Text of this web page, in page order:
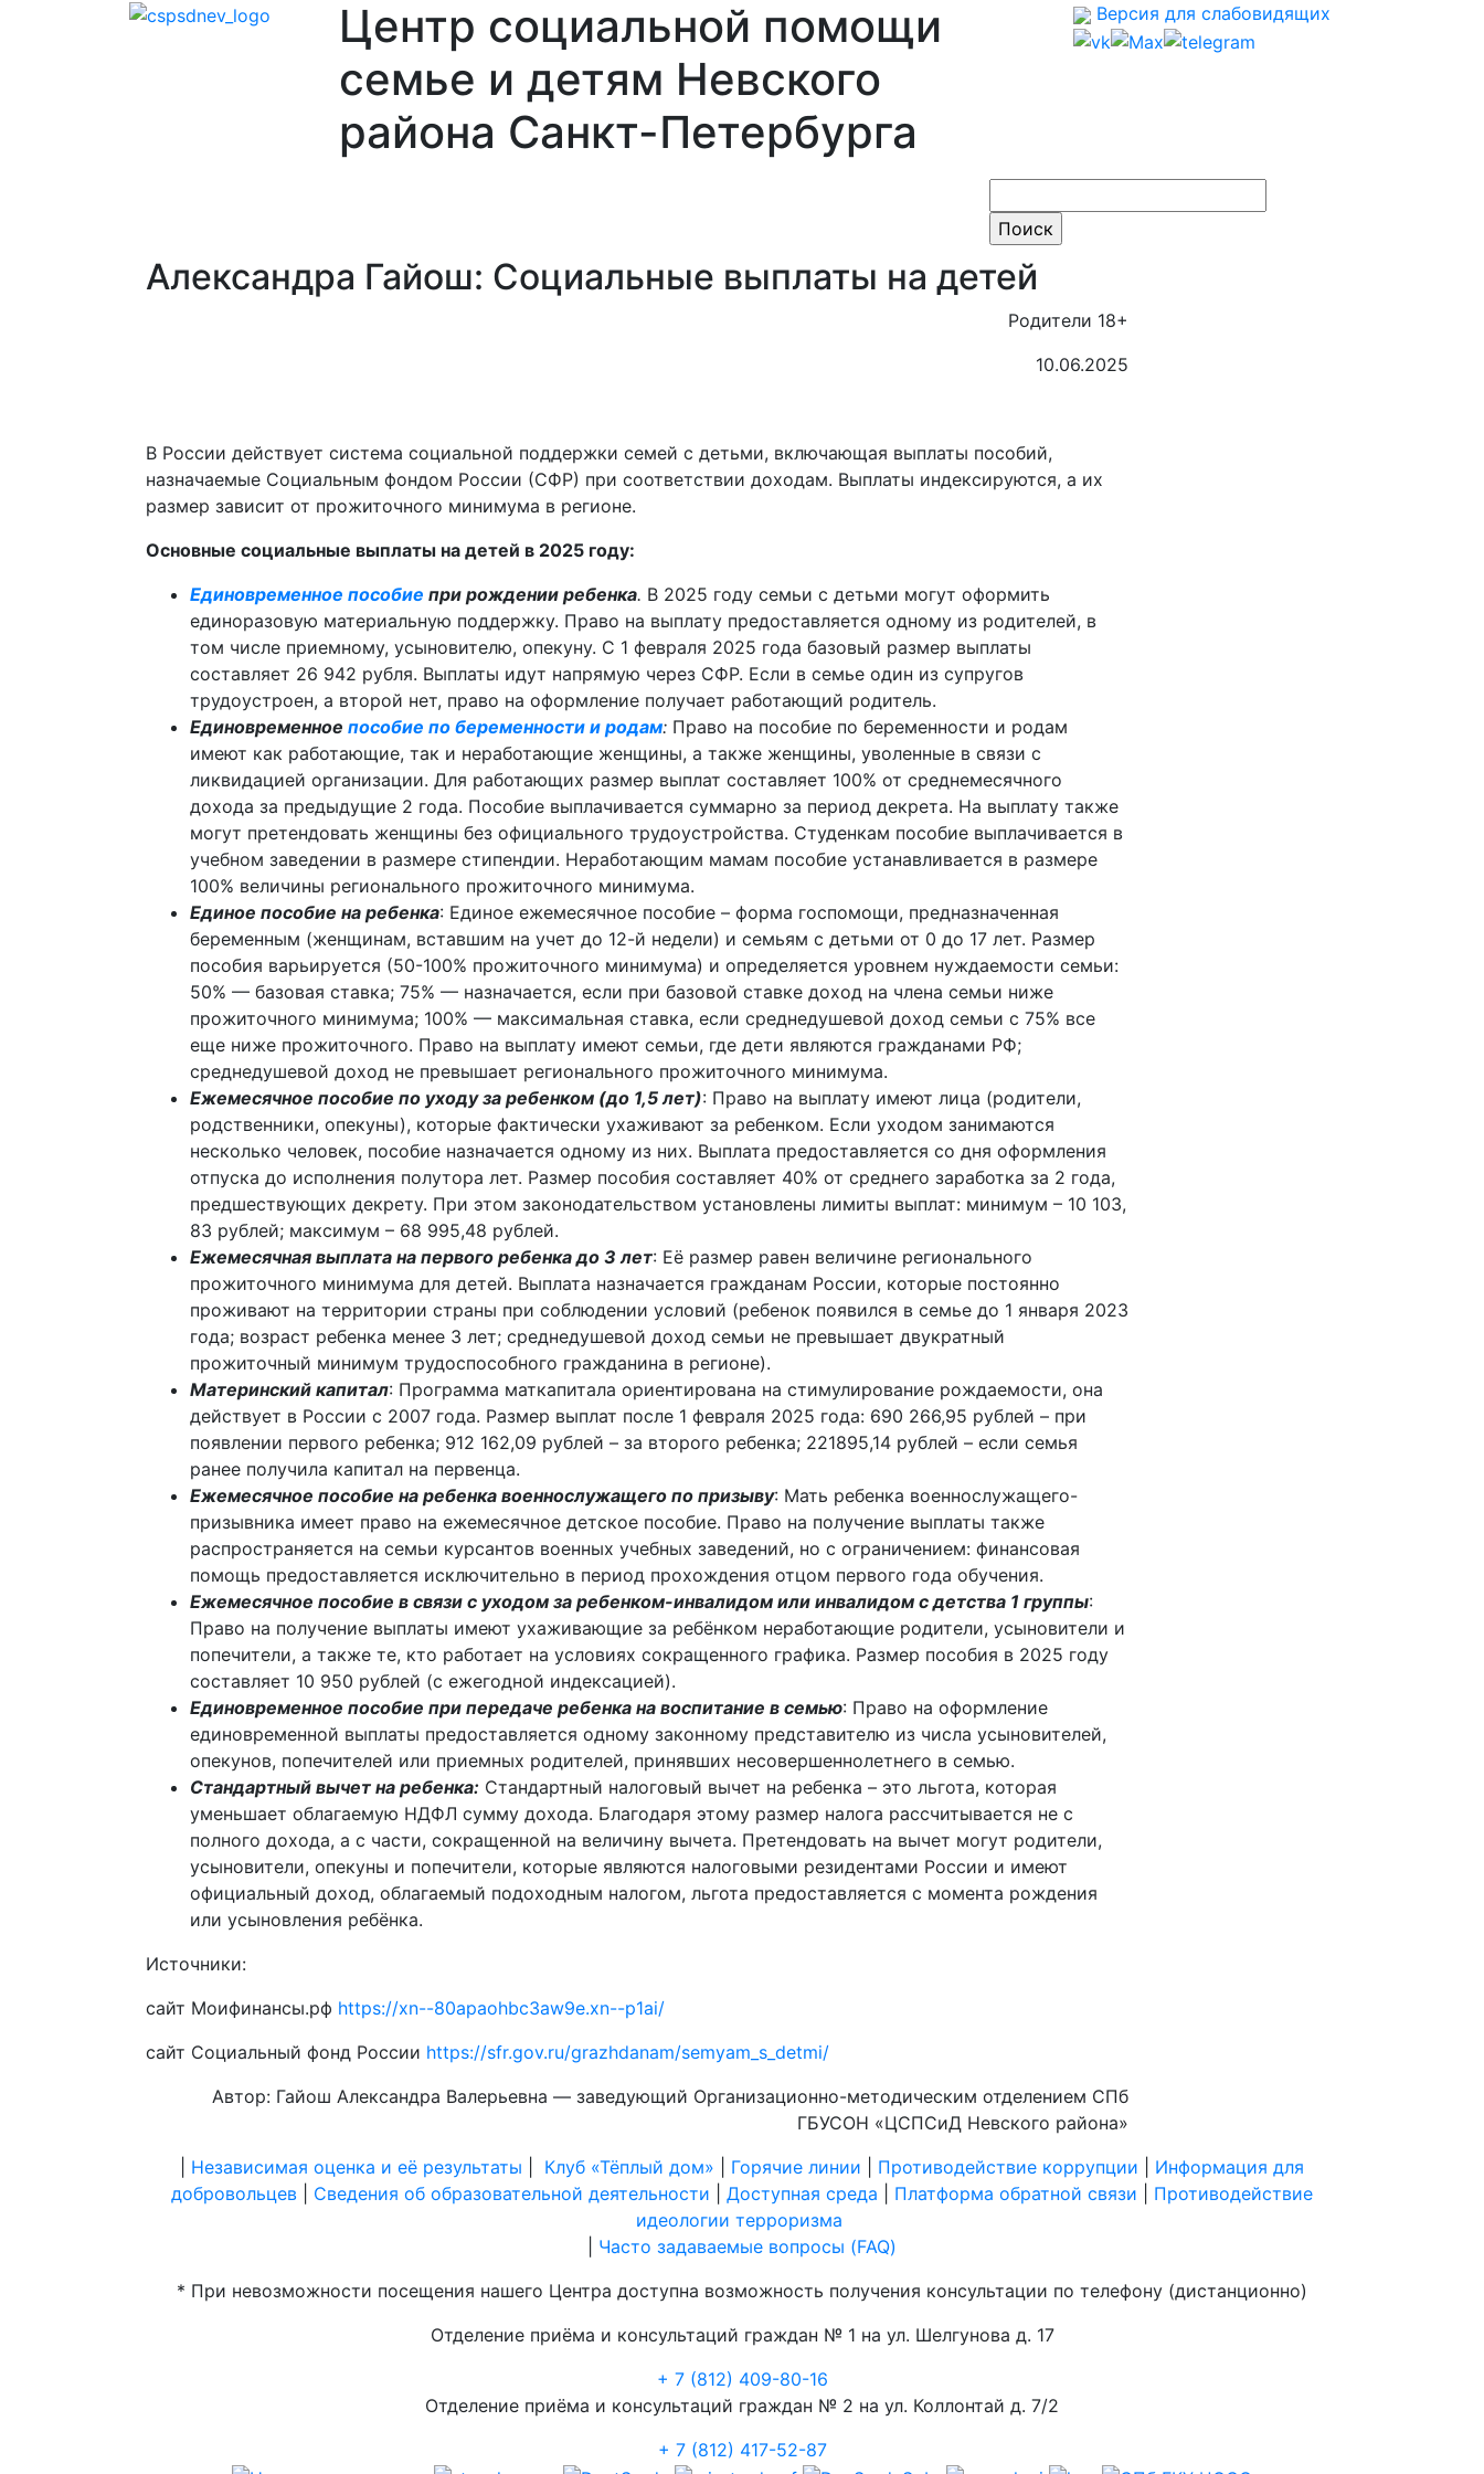
Центр социальной помощи
семье и детям Невского
района Санкт-Петербурга
Версия для слабовидящих
Найти:
Александра Гайош: Социальные выплаты на детей
Родители 18+
10.06.2025
В России действует система социальной поддержки семей с детьми, включающая выплаты пособий,
назначаемые Социальным фондом России (СФР) при соответствии доходам. Выплаты индексируются, а их
размер зависит от прожиточного минимума в регионе.
Основные социальные выплаты на детей в 2025 году:
Единовременное пособие при рождении ребенка. В 2025 году семьи с детьми могут оформить
единоразовую материальную поддержку. Право на выплату предоставляется одному из родителей, в
том числе приемному, усыновителю, опекуну. С 1 февраля 2025 года базовый размер выплаты
составляет 26 942 рубля. Выплаты идут напрямую через СФР. Если в семье один из супругов
трудоустроен, а второй нет, право на оформление получает работающий родитель.
Единовременное пособие по беременности и родам: Право на пособие по беременности и родам
имеют как работающие, так и неработающие женщины, а также женщины, уволенные в связи с
ликвидацией организации. Для работающих размер выплат составляет 100% от среднемесячного
дохода за предыдущие 2 года. Пособие выплачивается суммарно за период декрета. На выплату также
могут претендовать женщины без официального трудоустройства. Студенкам пособие выплачивается в
учебном заведении в размере стипендии. Неработающим мамам пособие устанавливается в размере
100% величины регионального прожиточного минимума.
Единое пособие на ребенка: Единое ежемесячное пособие – форма госпомощи, предназначенная
беременным (женщинам, вставшим на учет до 12-й недели) и семьям с детьми от 0 до 17 лет. Размер
пособия варьируется (50-100% прожиточного минимума) и определяется уровнем нуждаемости семьи:
50% — базовая ставка; 75% — назначается, если при базовой ставке доход на члена семьи ниже
прожиточного минимума; 100% — максимальная ставка, если среднедушевой доход семьи с 75% все
еще ниже прожиточного. Право на выплату имеют семьи, где дети являются гражданами РФ;
среднедушевой доход не превышает регионального прожиточного минимума.
Ежемесячное пособие по уходу за ребенком (до 1,5 лет): Право на выплату имеют лица (родители,
родственники, опекуны), которые фактически ухаживают за ребенком. Если уходом занимаются
несколько человек, пособие назначается одному из них. Выплата предоставляется со дня оформления
отпуска до исполнения полутора лет. Размер пособия составляет 40% от среднего заработка за 2 года,
предшествующих декрету. При этом законодательством установлены лимиты выплат: минимум – 10 103,
83 рублей; максимум – 68 995,48 рублей.
Ежемесячная выплата на первого ребенка до 3 лет: Её размер равен величине регионального
прожиточного минимума для детей. Выплата назначается гражданам России, которые постоянно
проживают на территории страны при соблюдении условий (ребенок появился в семье до 1 января 2023
года; возраст ребенка менее 3 лет; среднедушевой доход семьи не превышает двукратный
прожиточный минимум трудоспособного гражданина в регионе).
Материнский капитал: Программа маткапитала ориентирована на стимулирование рождаемости, она
действует в России с 2007 года. Размер выплат после 1 февраля 2025 года: 690 266,95 рублей – при
появлении первого ребенка; 912 162,09 рублей – за второго ребенка; 221895,14 рублей – если семья
ранее получила капитал на первенца.
Ежемесячное пособие на ребенка военнослужащего по призыву: Мать ребенка военнослужащего-
призывника имеет право на ежемесячное детское пособие. Право на получение выплаты также
распространяется на семьи курсантов военных учебных заведений, но с ограничением: финансовая
помощь предоставляется исключительно в период прохождения отцом первого года обучения.
Ежемесячное пособие в связи с уходом за ребенком-инвалидом или инвалидом с детства 1 группы:
Право на получение выплаты имеют ухаживающие за ребёнком неработающие родители, усыновители и
попечители, а также те, кто работает на условиях сокращенного графика. Размер пособия в 2025 году
составляет 10 950 рублей (с ежегодной индексацией).
Единовременное пособие при передаче ребенка на воспитание в семью: Право на оформление
единовременной выплаты предоставляется одному законному представителю из числа усыновителей,
опекунов, попечителей или приемных родителей, принявших несовершеннолетнего в семью.
Стандартный вычет на ребенка: Стандартный налоговый вычет на ребенка – это льгота, которая
уменьшает облагаемую НДФЛ сумму дохода. Благодаря этому размер налога рассчитывается не с
полного дохода, а с части, сокращенной на величину вычета. Претендовать на вычет могут родители,
усыновители, опекуны и попечители, которые являются налоговыми резидентами России и имеют
официальный доход, облагаемый подоходным налогом, льгота предоставляется с момента рождения
или усыновления ребёнка.
Источники:
сайт Моифинансы.рф https://xn--80apaohbc3aw9e.xn--p1ai/
сайт Социальный фонд России https://sfr.gov.ru/grazhdanam/semyam_s_detmi/
Автор: Гайош Александра Валерьевна — заведующий Организационно-методическим отделением СПб
ГБУСОН «ЦСПСиД Невского района»
Независимая оценка и её результаты Клуб «Тёплый дом» Горячие линии Противодействие коррупции
Информация для
добровольцев
Сведения об образовательной деятельности Доступная среда Платформа обратной связи
Противодействие
идеологии терроризма
Часто задаваемые вопросы (FAQ)
* При невозможности посещения нашего Центра доступна возможность получения консультации по телефону (дистанционно)
Отделение приёма и консультаций граждан № 1 на ул. Шелгунова д. 17
+ 7 (812) 409-80-16
Отделение приёма и консультаций граждан № 2 на ул. Коллонтай д. 7/2
+ 7 (812) 417-52-87